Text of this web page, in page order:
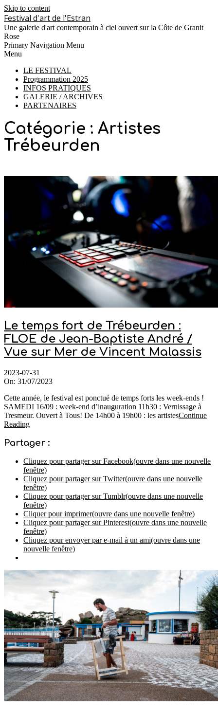
Skip to content
Festival d'art de l'Estran
Une galerie d'art contemporain à ciel ouvert sur la Côte de Granit
Rose
Primary Navigation Menu
Menu
LE FESTIVAL
Programmation 2025
INFOS PRATIQUES
GALERIE / ARCHIVES
PARTENAIRES
Catégorie : Artistes
Trébeurden
Le temps fort de Trébeurden :
FLOE de Jean-Baptiste André /
Vue sur Mer de Vincent Malassis
2023-07-31
On: 31/07/2023
Cette année, le festival est ponctué de temps forts les week-ends !
SAMEDI 16/09 : week-end d’inauguration 11h30 : Vernissage à
Tresmeur. Ouvert à Tous! De 14h00 à 19h00 : les artistesContinue
Reading
Partager :
Cliquez pour partager sur Facebook(ouvre dans une nouvelle
fenêtre)
Cliquez pour partager sur Twitter(ouvre dans une nouvelle
fenêtre)
Cliquez pour partager sur Tumblr(ouvre dans une nouvelle
fenêtre)
Cliquer pour imprimer(ouvre dans une nouvelle fenêtre)
Cliquez pour partager sur Pinterest(ouvre dans une nouvelle
fenêtre)
Cliquez pour envoyer par e-mail à un ami(ouvre dans une
nouvelle fenêtre)